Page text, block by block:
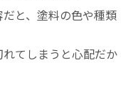
と、塗料の色や種類
てしまうと心配だか